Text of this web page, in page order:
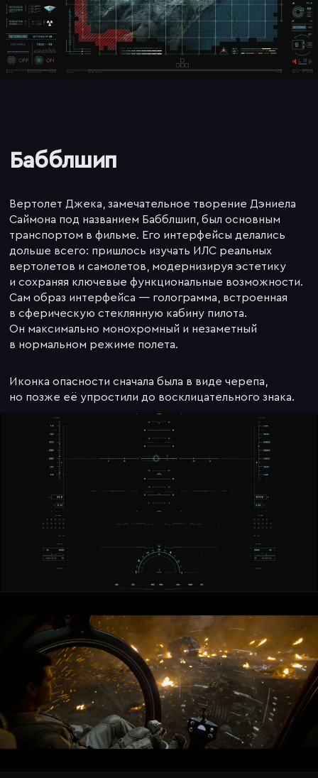
Бабблшип
Вертолет Джека, замечательное творение Дэниела
Саймона под названием Бабблшип, был основным
транспортом в фильме. Его интерфейсы делались
дольше всего: пришлось изучать ИЛС реальных
вертолетов и самолетов, модернизируя эстетику
и сохраняя ключевые функциональные возможности.
Сам образ интерфейса — голограмма, встроенная
в сферическую стеклянную кабину пилота.
Он максимально монохромный и незаметный
в нормальном режиме полета.
Иконка опасности сначала была в виде черепа,
но позже её упростили до восклицательного знака.